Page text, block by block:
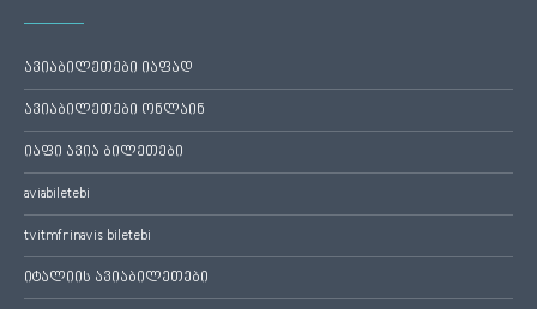
ავიაბილეთები იაფად
ავიაბილეთები ონლაინ
იაფი ავია ბილეთები
aviabiletebi
tvitmfrinavis biletebi
იტალიის ავიაბილეთები